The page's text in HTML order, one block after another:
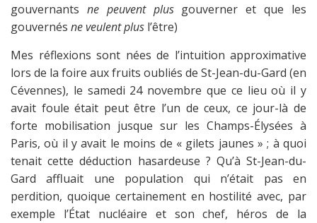
gouvernants ne peuvent plusgouverner et que les
gouvernés ne veulent plus l’être)
Mes réflexions sont nées de l’intuition approximative
lors de la foire aux fruits oubliés de St-Jean-du-Gard (en
Cévennes), le samedi 24 novembre que ce lieu où il y
avait foule était peut être l’un de ceux, ce jour-là de
forte mobilisation jusque sur les Champs-Élysées à
Paris, où il y avait le moins de « gilets jaunes » ; à quoi
tenait cette déduction hasardeuse ? Qu’à St-Jean-du-
Gard affluait une population qui n’était pas en
perdition, quoique certainement en hostilité avec, par
exemple l’État nucléaire et son chef, héros de la